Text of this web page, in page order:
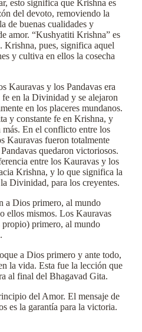
esto significa que Krishna es
del devoto, removiendo la
de buenas cualidades y
amor. “Kushyatiti Krishna” es
Krishna, pues, significa aquel
y cultiva en ellos la cosecha
Kauravas y los Pandavas era
en la Divinidad y se alejaron
en los placeres mundanos.
y constante fe en Krishna, y
más. En el conflicto entre los
Kauravas fueron totalmente
quedaron victoriosos.
entre los Kauravas y los
Krishna, y lo que significa la
Divinidad, para los creyentes.
a Dios primero, al mundo
ellos mismos. Los Kauravas
propio) primero, al mundo
a Dios primero y ante todo,
la vida. Esta fue la lección que
al final del Bhagavad Gita.
del Amor. El mensaje de
es la garantía para la victoria.